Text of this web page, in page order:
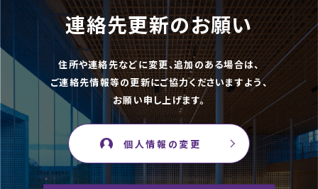
連絡先更新のお願い
住所や連絡先などに変更、追加のある場合は、
ご連絡先情報等の更新にご協力くださいますよう、
お願い申し上げます。
個人情報の変更